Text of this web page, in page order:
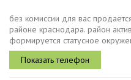
без комиссии для вас
районе краснодара. район
формируется статусное
монолитнокаркасная
стандарты, долговечные